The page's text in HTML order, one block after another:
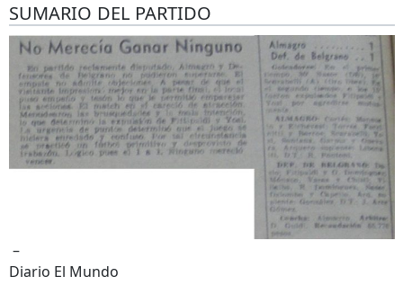
SUMARIO DEL PARTIDO
–
Diario El Mundo